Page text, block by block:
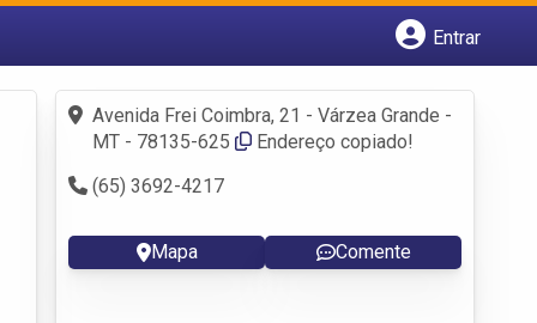
Entrar
Fazer login
Criar conta
Avenida Frei Coimbra, 21 - Várzea Grande -
MT - 78135-625
Endereço copiado!
(65) 3692-4217
Mapa Comente